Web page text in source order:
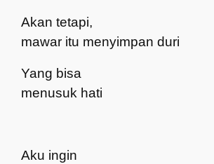
Akan tetapi,
mawar itu menyimpan duri
Yang bisa
menusuk hati
Aku ingin